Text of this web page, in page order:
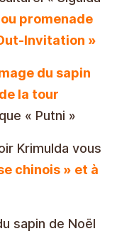
promenade
Invitation »
du sapin
la tour
« Putni »
Krimulda vous
chinois » et à
sapin de Noël